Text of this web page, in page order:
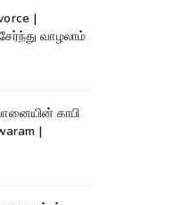
|
வாழலாம்
காபி
|